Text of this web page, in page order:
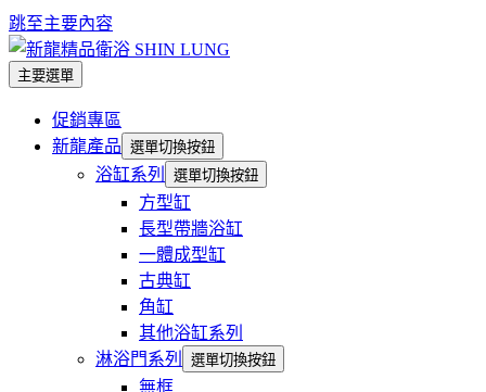
跳至主要內容
主要選單
促銷專區
新龍產品 選單切換按鈕
浴缸系列 選單切換按鈕
方型缸
長型帶牆浴缸
一體成型缸
古典缸
角缸
其他浴缸系列
淋浴門系列
選單切換按鈕
無框